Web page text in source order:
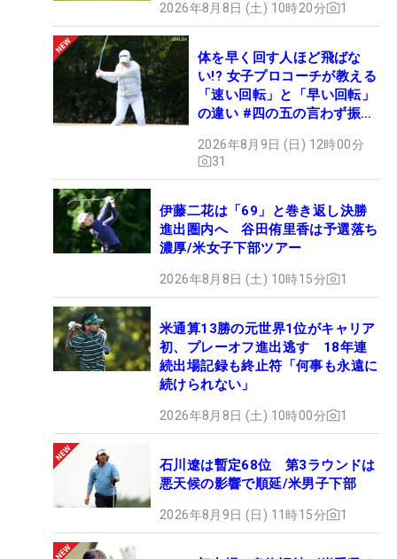
2026年8月8日 (土) 10時20分 1
体を早く回す人ほど飛ばな
い!? 女子プロコーチが教える
「速い回転」と「早い回転」
の違い #四の五の言わず振り
2026年8月9日 (日) 12時00分
31
伊藤二花は「69」と巻き返し決勝
進出圏内へ 谷田侑里香は予選落ち
濃厚/米女子下部ツアー
2026年8月8日 (土) 10時15分 1
米通算13勝の元世界1位がキャリア
初、プレーオフ進出逃す 18年連
続出場記録も終止符「何事も永遠に
続けられない」
2026年8月8日 (土) 10時00分 1
石川遼は暫定68位 第3ラウンドは
悪天候の影響で順延/米男子下部
2026年8月9日 (日) 11時15分 1